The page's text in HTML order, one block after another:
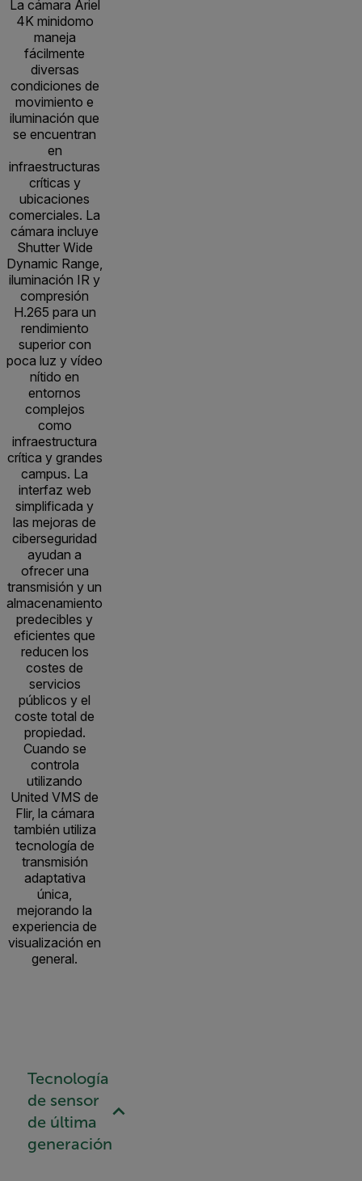
La cámara Ariel
4K minidomo
maneja
fácilmente
diversas
condiciones de
movimiento e
iluminación que
se encuentran
en
infraestructuras
críticas y
ubicaciones
comerciales. La
cámara incluye
Shutter Wide
Dynamic Range,
iluminación IR y
compresión
H.265 para un
rendimiento
superior con
poca luz y vídeo
nítido en
entornos
complejos
como
infraestructura
crítica y grandes
campus. La
interfaz web
simplificada y
las mejoras de
ciberseguridad
ayudan a
ofrecer una
transmisión y un
almacenamiento
predecibles y
eficientes que
reducen los
costes de
servicios
públicos y el
coste total de
propiedad.
Cuando se
controla
utilizando
United VMS de
Flir, la cámara
también utiliza
tecnología de
transmisión
adaptativa
única,
mejorando la
experiencia de
visualización en
general.
Tecnología
de sensor
de última
generación